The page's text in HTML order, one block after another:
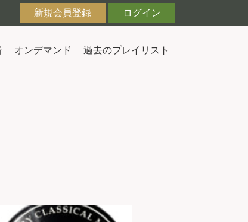
新規会員登録 ログイン
オンデマンド 過去のプレイリスト